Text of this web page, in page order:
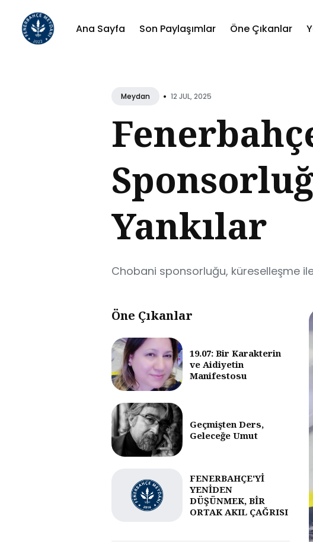
Ana Sayfa Son Paylaşımlar Öne Çıkanlar
Meydan • 12 JUL, 2025
Yankılar
Chobani sponsorluğu, küreselleşme
Öne Çıkanlar
19.07: Bir Karakterin
ve Aidiyetin
Manifestosu
Geçmişten Ders,
Geleceğe Umut
FENERBAHÇE'Yİ
YENİDEN
DÜŞÜNMEK, BİR
ORTAK AKIL ÇAĞRISI